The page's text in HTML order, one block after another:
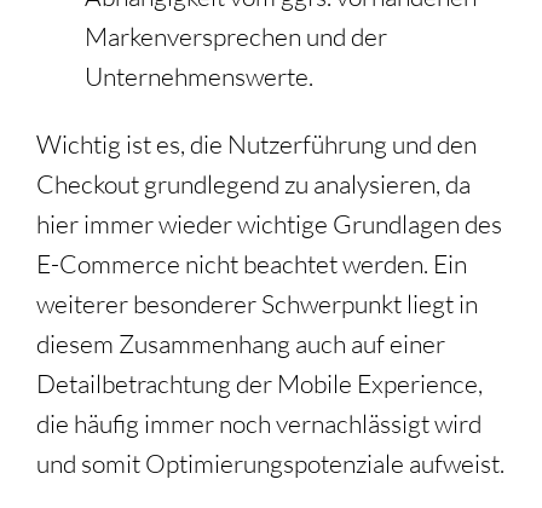
Markenversprechen und der
Unternehmenswerte.
Wichtig ist es, die Nutzerführung und den
Checkout grundlegend zu analysieren, da
hier immer wieder wichtige Grundlagen des
E-Commerce nicht beachtet werden. Ein
weiterer besonderer Schwerpunkt liegt in
diesem Zusammenhang auch auf einer
Detailbetrachtung der Mobile Experience,
die häufig immer noch vernachlässigt wird
und somit Optimierungspotenziale aufweist.